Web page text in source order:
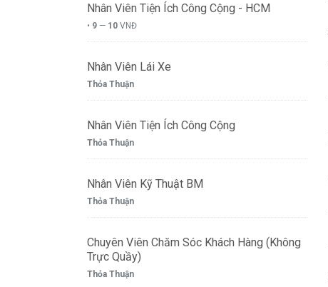
Nhân Viên Tiện Ích Công Cộng - HCM
• 9 — 10 VNĐ
Nhân Viên Lái Xe
Thỏa Thuận
Nhân Viên Tiện Ích Công Cộng
Thỏa Thuận
Nhân Viên Kỹ Thuật BM
Thỏa Thuận
Chuyên Viên Chăm Sóc Khách Hàng (Không
Trực Quầy)
Thỏa Thuận